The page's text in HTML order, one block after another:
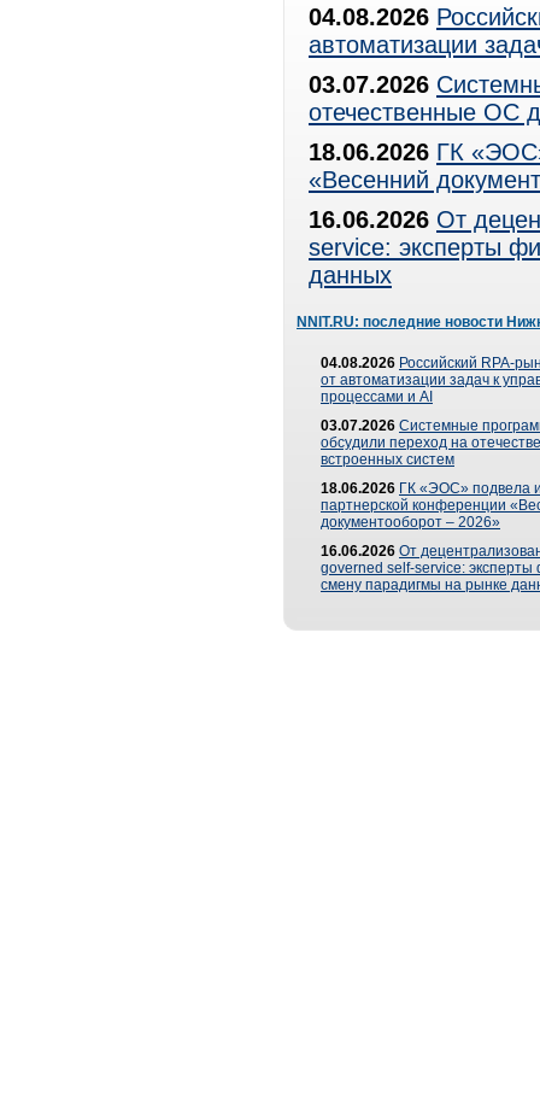
04.08.2026
автоматизации
03.07.2026
отечественные ОС
18.06.2026 ГК
«Весенний
16.06.2026 От
service: эксперты
данных
NNIT.RU: последние новости
04.08.2026 Российский RPA-
от автоматизации задач к
процессами и AI
03.07.2026 Системные
обсудили переход на
встроенных систем
18.06.2026 ГК «ЭОС» подвела
партнерской конференции
документооборот – 2026»
16.06.2026 От
governed self-service: эксперты
смену парадигмы на рынке